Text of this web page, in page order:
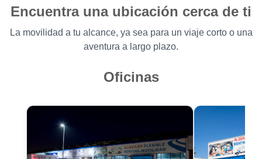
Encuentra una ubicación cerca de ti
La movilidad a tu alcance, ya sea para un viaje corto o una
aventura a largo plazo.
Oficinas